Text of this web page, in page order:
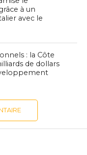
à un
avec le
: la Côte
de dollars